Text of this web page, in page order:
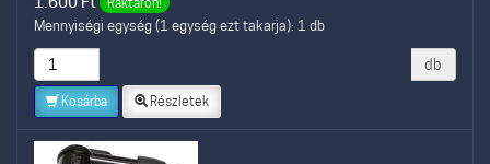
Mennyiségi egység (1 egység ezt takarja): 1 db
db
Kosárba Részletek